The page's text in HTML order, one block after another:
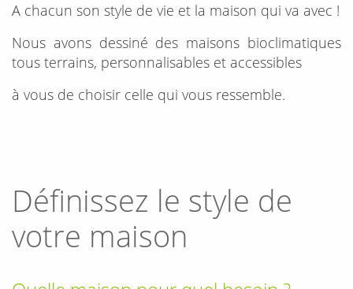
A chacun son style de vie et la maison qui va avec !
Nous avons dessiné des maisons bioclimatiques
tous terrains, personnalisables et accessibles
à vous de choisir celle qui vous ressemble.
Définissez le style de
votre maison